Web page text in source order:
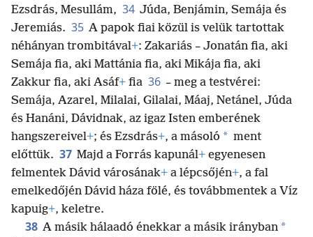
Ezsdrás, Mesullám, 34 Júda, Benjámin, Semája és
Jeremiás. 35 A papok fiai közül is velük tartottak
néhányan trombitával+: Zakariás – Jonatán fia, aki
Semája fia, aki Mattánia fia, aki Mikája fia, aki
Zakkur fia, aki Asáf+ fia 36 – meg a testvérei:
Semája, Azarel, Milalai, Gilalai, Máaj, Netánel, Júda
és Hanáni, Dávidnak, az igaz Isten emberének
hangszereivel+; és Ezsdrás+, a másoló * ment
előttük. 37 Majd a Forrás kapunál+ egyenesen
felmentek Dávid városának+ a lépcsőjén+, a fal
emelkedőjén Dávid háza fölé, és továbbmentek a Víz
kapuig+, keletre.
38 A másik hálaadó énekkar a másik irányban *